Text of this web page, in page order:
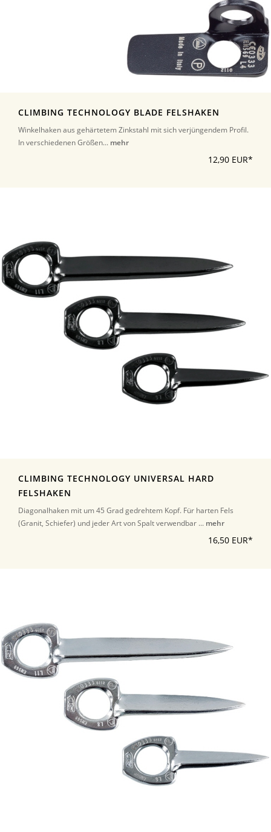
CLIMBING TECHNOLOGY BLADE FELSHAKEN
Winkelhaken aus gehärtetem Zinkstahl mit sich verjüngendem Profil.
In verschiedenen Größen... mehr
12,90 EUR*
CLIMBING TECHNOLOGY UNIVERSAL HARD
FELSHAKEN
Diagonalhaken mit um 45 Grad gedrehtem Kopf. Für harten Fels
(Granit, Schiefer) und jeder Art von Spalt verwendbar ... mehr
16,50 EUR*